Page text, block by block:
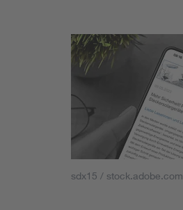
sdx15 / stock.adobe.com